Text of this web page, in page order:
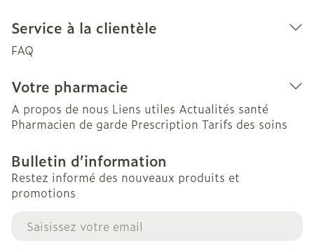
Service à la clientèle
FAQ
Votre pharmacie
A propos de nous Liens utiles Actualités santé
Pharmacien de garde Prescription Tarifs des soins
Bulletin d’information
Restez informé des nouveaux produits et
promotions
Adresse mail